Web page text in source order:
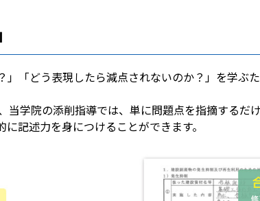
」「どう表現したら減点されないのか？」を学ぶ
当学院の添削指導では、単に問題点を指摘するだ
記述力を身につけることができます。